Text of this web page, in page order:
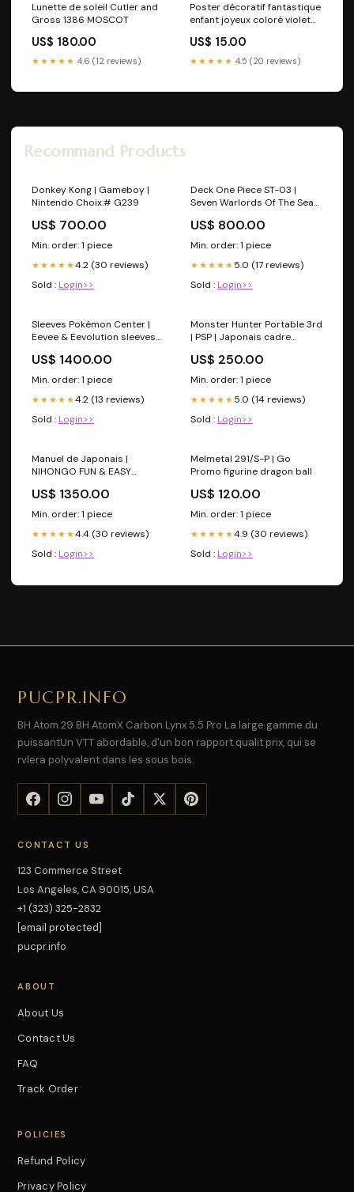
Lunette de soleil Cutler and
Gross 1386 MOSCOT
US$ 180.00
★★★★★ 4.6 (12 reviews)
Poster décoratif fantastique
enfant joyeux coloré violet
créatures cape étoilé
planète Size:12" x 18"
US$ 15.00
★★★★★ 4.5 (20 reviews)
Recommand Products
Donkey Kong | Gameboy |
Nintendo Choix:# G239
US$ 700.00
Min. order: 1 piece
★★★★★4.2 (30 reviews)
Sold : Login>>
Deck One Piece ST-03 |
Seven Warlords Of The Sea
US$ 800.00
Min. order: 1 piece
★★★★★ 5.0 (17 reviews)
Sold : Login>>
Sleeves Pokémon Center |
Eevee & Eevolution sleeves
US$ 1400.00
Min. order: 1 piece
★★★★★4.2 (13 reviews)
Sold : Login>>
Monster Hunter Portable 3rd
| PSP | Japonais cadre
US$ 250.00
Min. order: 1 piece
★★★★★ 5.0 (14 reviews)
Sold : Login>>
Manuel de Japonais |
NIHONGO FUN & EASY
US$ 1350.00
Min. order: 1 piece
★★★★★4.4 (30 reviews)
Sold : Login>>
Melmetal 291/S-P | Go
Promo figurine dragon ball
US$ 120.00
Min. order: 1 piece
★★★★★4.9 (30 reviews)
Sold : Login>>
PUCPR.INFO
BH Atom 29 BH AtomX Carbon Lynx 5.5 Pro La large gamme du
puissantUn VTT abordable, d'un bon rapport qualit prix, qui se
rvlera polyvalent dans les sous bois.
CONTACT US
123 Commerce Street
Los Angeles, CA 90015, USA
+1 (323) 325-2832
[email protected]
pucpr.info
ABOUT
About Us
Contact Us
FAQ
Track Order
POLICIES
Refund Policy
Privacy Policy